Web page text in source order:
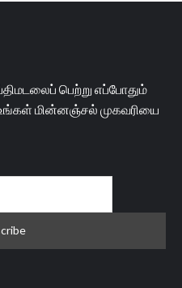
பெற்று எப்போதும்
மின்னஞ்சல் முகவரியை